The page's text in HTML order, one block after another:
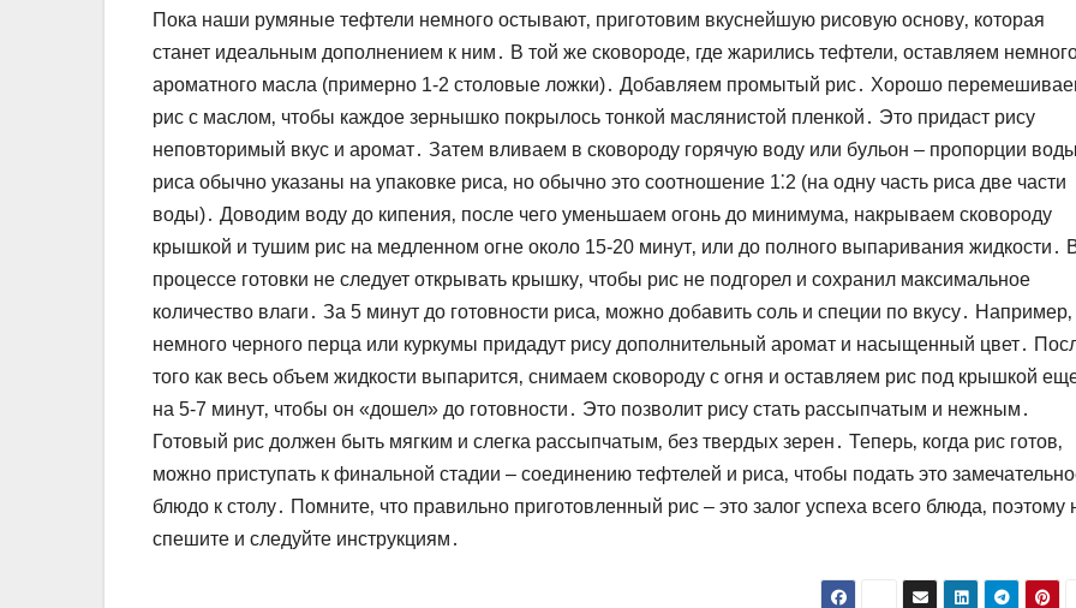
Пока наши румяные тефтели немного остывают‚ приготовим вкуснейшую рисовую основу‚ которая
станет идеальным дополнением к ним․ В той же сковороде‚ где жарились тефтели‚ оставляем
ароматного масла (примерно 1-2 столовые ложки)․ Добавляем промытый рис․ Хорошо
рис с маслом‚ чтобы каждое зернышко покрылось тонкой маслянистой пленкой․ Это придаст рису
неповторимый вкус и аромат․ Затем вливаем в сковороду горячую воду или бульон – пропорции
риса обычно указаны на упаковке риса‚ но обычно это соотношение 1⁚2 (на одну часть риса две части
воды)․ Доводим воду до кипения‚ после чего уменьшаем огонь до минимума‚ накрываем сковороду
крышкой и тушим рис на медленном огне около 15-20 минут‚ или до полного выпаривания жидкости․
процессе готовки не следует открывать крышку‚ чтобы рис не подгорел и сохранил максимальное
количество влаги․ За 5 минут до готовности риса‚ можно добавить соль и специи по вкусу․ Например‚
немного черного перца или куркумы придадут рису дополнительный аромат и насыщенный цвет․
того как весь объем жидкости выпарится‚ снимаем сковороду с огня и оставляем рис под крышкой
на 5-7 минут‚ чтобы он «дошел» до готовности․ Это позволит рису стать рассыпчатым и нежным․
Готовый рис должен быть мягким и слегка рассыпчатым‚ без твердых зерен․ Теперь‚ когда рис готов‚
можно приступать к финальной стадии – соединению тефтелей и риса‚ чтобы подать это
блюдо к столу․ Помните‚ что правильно приготовленный рис – это залог успеха всего блюда‚ поэтому
спешите и следуйте инструкциям․